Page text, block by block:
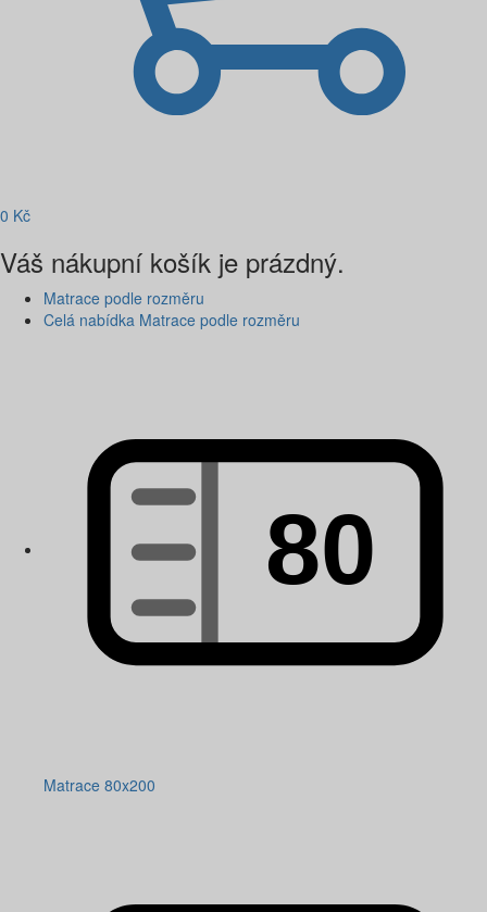
0 Kč
Váš nákupní košík je prázdný.
Matrace podle rozměru
Celá nabídka Matrace podle rozměru
Matrace 80x200